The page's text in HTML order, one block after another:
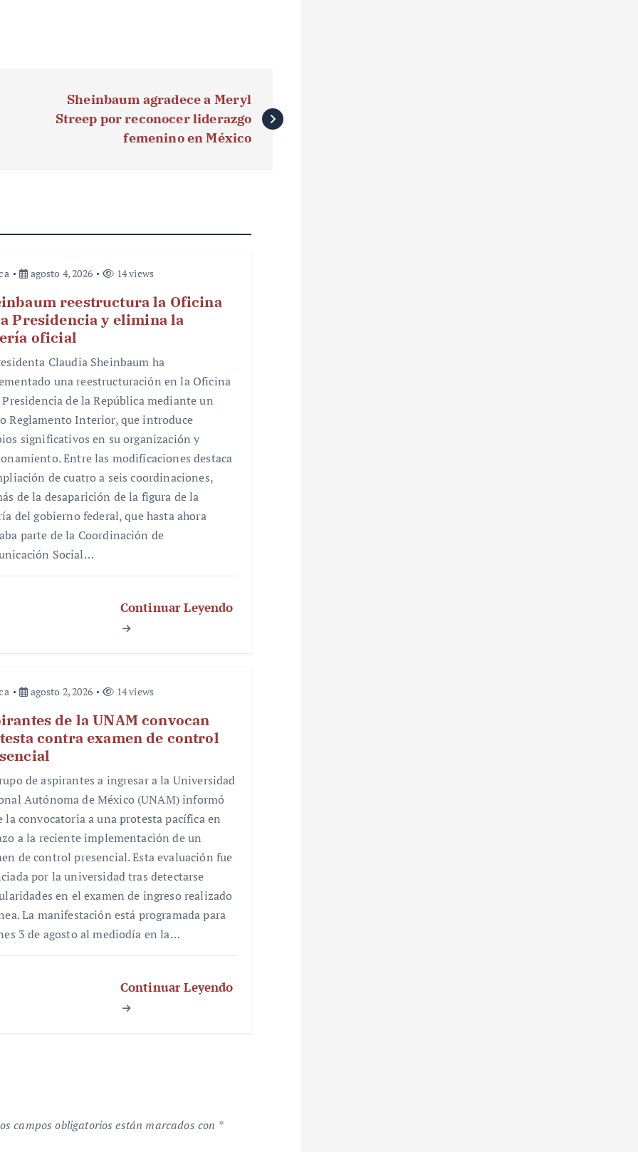
Sheinbaum agradece a Meryl
Streep por reconocer liderazgo
femenino en México
agosto 4, 2026 14 views
reestructura la Oficina
Presidencia y elimina la
oficial
Claudia Sheinbaum ha
una reestructuración en la Oficina
Presidencia de la República mediante un
Reglamento Interior, que introduce
significativos en su organización y
Entre las modificaciones destaca
de cuatro a seis coordinaciones,
de la desaparición de la figura de la
del gobierno federal, que hasta ahora
parte de la Coordinación de
Social…
Continuar Leyendo
agosto 2, 2026 14 views
de la UNAM convocan
contra examen de control
de aspirantes a ingresar a la Universidad
Autónoma de México (UNAM) informó
la convocatoria a una protesta pacífica en
a la reciente implementación de un
de control presencial. Esta evaluación fue
por la universidad tras detectarse
en el examen de ingreso realizado
La manifestación está programada para
3 de agosto al mediodía en la…
Continuar Leyendo
campos obligatorios están marcados con *